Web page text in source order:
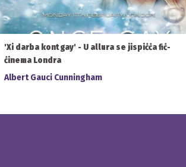
'Xi darba kont gay' - U allura se jispiċċa fiċ-
ċinema Londra
Albert Gauci Cunningham